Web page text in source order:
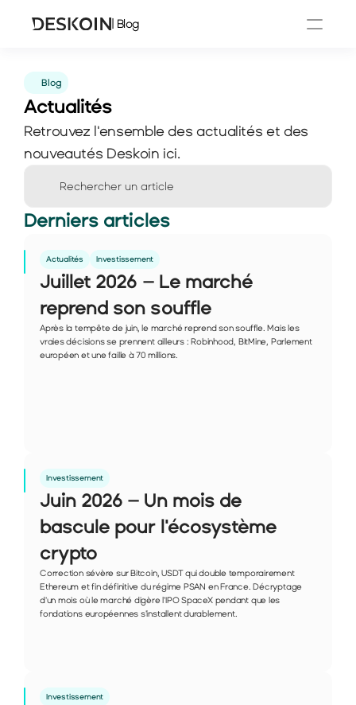
| Blog
Blog
Actualités
Retrouvez l'ensemble des actualités et des
nouveautés Deskoin ici.
Rechercher un article
Derniers articles
Actualités Investissement
Juillet 2026 – Le marché
reprend son souffle
Après la tempête de juin, le marché reprend son souffle. Mais les
vraies décisions se prennent ailleurs : Robinhood, BitMine, Parlement
européen et une faille à 70 millions.
Investissement
Juin 2026 – Un mois de
bascule pour l'écosystème
crypto
Correction sévère sur Bitcoin, USDT qui double temporairement
Ethereum et fin définitive du régime PSAN en France. Décryptage
d'un mois où le marché digère l'IPO SpaceX pendant que les
fondations européennes s'installent durablement.
Investissement